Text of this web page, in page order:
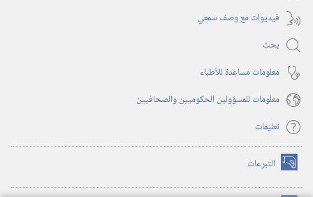
فيديوات مع وصف سمعي
بحث
معلومات مساعِدة للأطباء
معلومات للمسؤولين الحكوميين والصحافيين
تعليمات
التبرعات (يفتح
نافذة